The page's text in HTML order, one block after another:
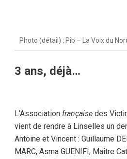
Photo (détail) : Pib – La Voix du
3 ans, déjà…
L’Association française des
vient de rendre à Linselles un
Antoine et Vincent : Guillaume
MARC, Asma GUENIFI, Maître